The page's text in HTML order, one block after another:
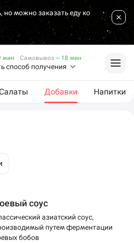
можно заказать еду ко
способ получения
мин · Самовывоз ~ 18 мин
Салаты Добавки Напитки
соус
азиатский соус,
путем ферментации
бобов